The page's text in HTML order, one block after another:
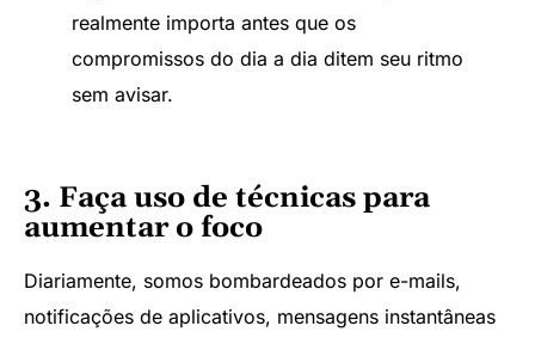
realmente importa antes que os
compromissos do dia a dia ditem seu ritmo
sem avisar.
3. Faça uso de técnicas para
aumentar o foco
Diariamente, somos bombardeados por e-mails,
notificações de aplicativos, mensagens instantâneas